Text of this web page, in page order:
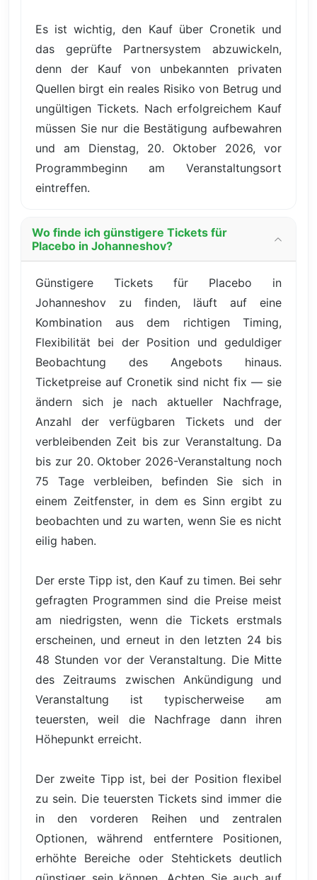
Es ist wichtig, den Kauf über Cronetik und
das geprüfte Partnersystem abzuwickeln,
denn der Kauf von unbekannten privaten
Quellen birgt ein reales Risiko von Betrug und
ungültigen Tickets. Nach erfolgreichem Kauf
müssen Sie nur die Bestätigung aufbewahren
und am Dienstag, 20. Oktober 2026, vor
Programmbeginn am Veranstaltungsort
eintreffen.
Wo finde ich günstigere Tickets für
Placebo in Johanneshov?
Günstigere Tickets für Placebo in
Johanneshov zu finden, läuft auf eine
Kombination aus dem richtigen Timing,
Flexibilität bei der Position und geduldiger
Beobachtung des Angebots hinaus.
Ticketpreise auf Cronetik sind nicht fix — sie
ändern sich je nach aktueller Nachfrage,
Anzahl der verfügbaren Tickets und der
verbleibenden Zeit bis zur Veranstaltung. Da
bis zur 20. Oktober 2026-Veranstaltung noch
75 Tage verbleiben, befinden Sie sich in
einem Zeitfenster, in dem es Sinn ergibt zu
beobachten und zu warten, wenn Sie es nicht
eilig haben.
Der erste Tipp ist, den Kauf zu timen. Bei sehr
gefragten Programmen sind die Preise meist
am niedrigsten, wenn die Tickets erstmals
erscheinen, und erneut in den letzten 24 bis
48 Stunden vor der Veranstaltung. Die Mitte
des Zeitraums zwischen Ankündigung und
Veranstaltung ist typischerweise am
teuersten, weil die Nachfrage dann ihren
Höhepunkt erreicht.
Der zweite Tipp ist, bei der Position flexibel
zu sein. Die teuersten Tickets sind immer die
in den vorderen Reihen und zentralen
Optionen, während entferntere Positionen,
erhöhte Bereiche oder Stehtickets deutlich